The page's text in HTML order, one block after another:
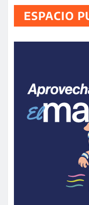
ESPACIO